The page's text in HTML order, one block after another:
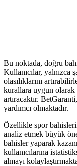
Bu noktada, doğru
Kullanıcılar, yalnızca
olasılıklarını
kurallara uygun olarak
artıracaktır.
yardımcı olmaktadır.
Özellikle spor
analiz etmek büyük
bahisler yaparak
kullanıcılarına
almayı